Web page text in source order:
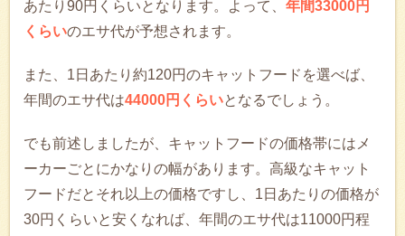
あたり90円くらいとなります。よって、 年間33000円
くらいのエサ代が予想されます。
また、1日あたり約120円のキャットフードを選べば、
年間のエサ代は44000円くらいとなるでしょう。
でも前述しましたが、キャットフードの価格帯にはメ
ーカーごとにかなりの幅があります。高級なキャット
フードだとそれ以上の価格ですし、1日あたりの価格が
30円くらいと安くなれば、年間のエサ代は11000円程